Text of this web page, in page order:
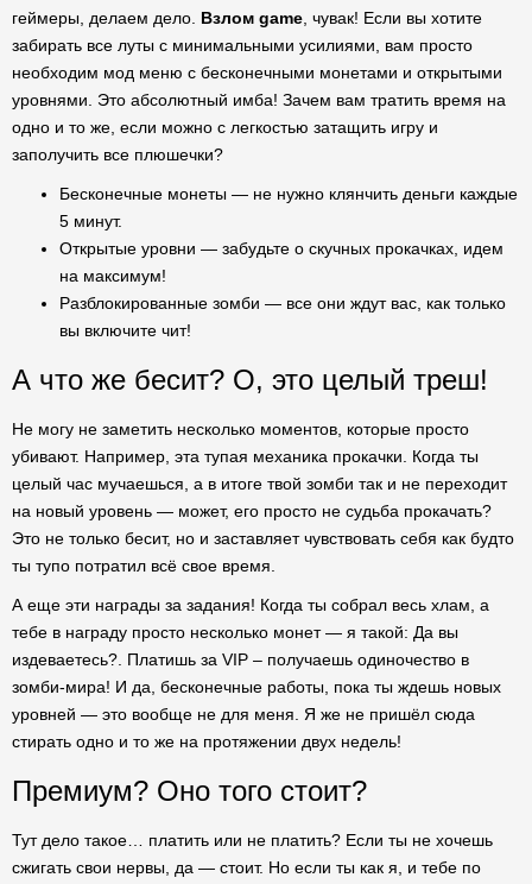
геймеры, делаем дело. Взлом game , чувак! Если вы хотите
забирать все луты с минимальными усилиями, вам просто
необходим мод меню с бесконечными монетами и открытыми
уровнями. Это абсолютный имба! Зачем вам тратить время на
одно и то же, если можно с легкостью затащить игру и
заполучить все плюшечки?
Бесконечные монеты — не нужно клянчить деньги каждые
5 минут.
Открытые уровни — забудьте о скучных прокачках, идем
на максимум!
Разблокированные зомби — все они ждут вас, как только
вы включите чит!
А что же бесит? О, это целый треш!
Не могу не заметить несколько моментов, которые просто
убивают. Например, эта тупая механика прокачки. Когда ты
целый час мучаешься, а в итоге твой зомби так и не переходит
на новый уровень — может, его просто не судьба прокачать?
Это не только бесит, но и заставляет чувствовать себя как будто
ты тупо потратил всё свое время.
А еще эти награды за задания! Когда ты собрал весь хлам, а
тебе в награду просто несколько монет — я такой: Да вы
издеваетесь?. Платишь за VIP – получаешь одиночество в
зомби-мира! И да, бесконечные работы, пока ты ждешь новых
уровней — это вообще не для меня. Я же не пришёл сюда
стирать одно и то же на протяжении двух недель!
Премиум? Оно того стоит?
Тут дело такое… платить или не платить? Если ты не хочешь
сжигать свои нервы, да — стоит. Но если ты как я, и тебе по